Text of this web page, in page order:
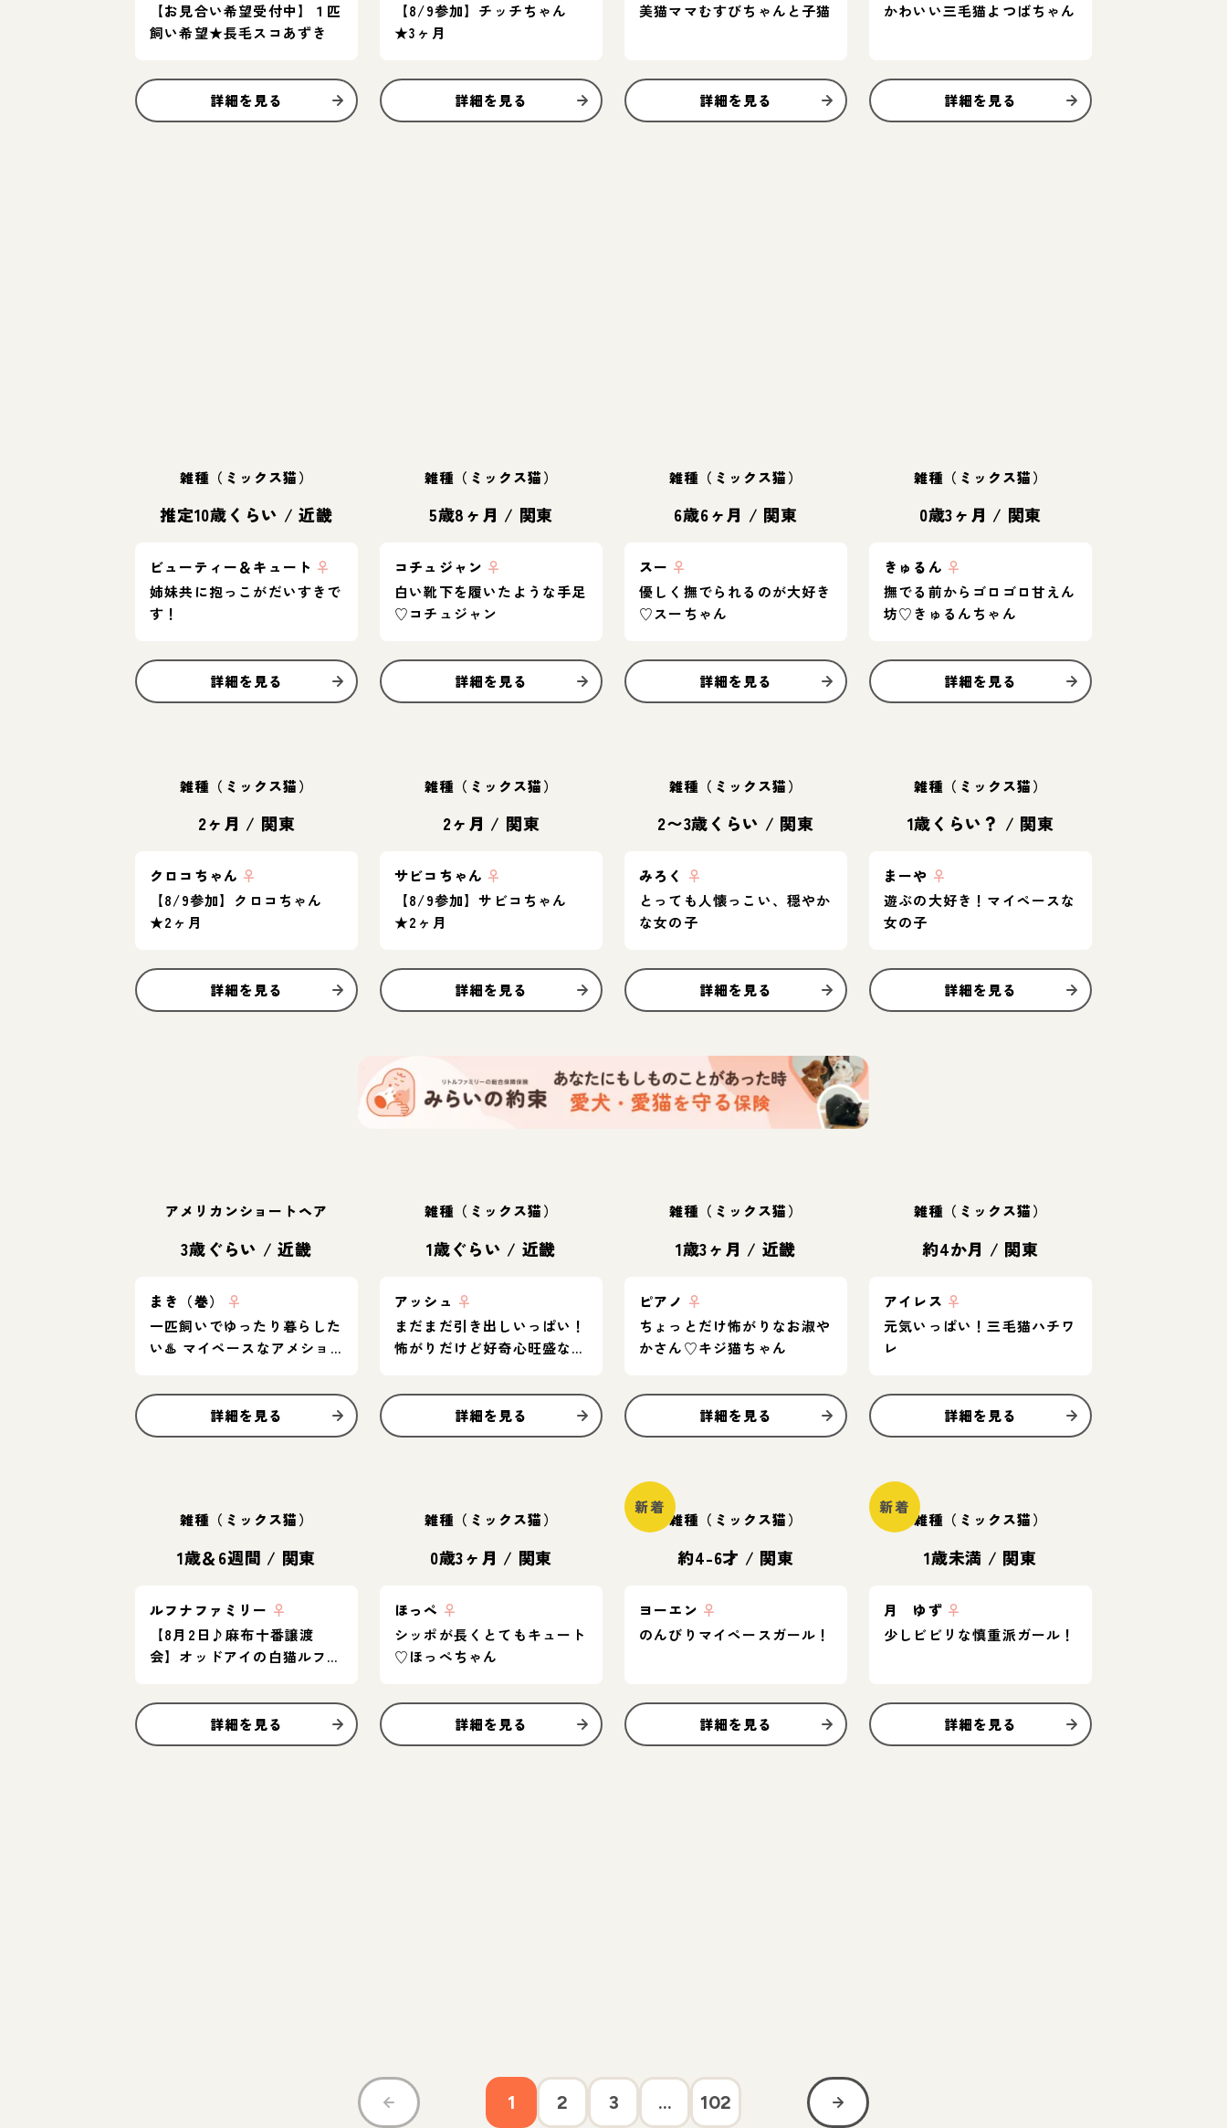
【お見合い希望受付中】１匹
飼い希望★長毛スコあずき
詳細を見る
【8/9参加】チッチちゃん
★3ヶ月
詳細を見る
美猫ママむすびちゃんと子猫
詳細を見る
かわいい三毛猫よつばちゃん
詳細を見る
雑種（ミックス猫）
推定10歳くらい /近畿
ビューティー＆キュート ♀
姉妹共に抱っこがだいすきで
す！
詳細を見る
雑種（ミックス猫）
5歳8ヶ月 / 関東
コチュジャン ♀
白い靴下を履いたような手足
♡コチュジャン
詳細を見る
雑種（ミックス猫）
6歳6ヶ月 / 関東
スー ♀
優しく撫でられるのが大好き
♡スーちゃん
詳細を見る
雑種（ミックス猫）
0歳3ヶ月 / 関東
きゅるん ♀
撫でる前からゴロゴロ甘えん
坊♡きゅるんちゃん
詳細を見る
雑種（ミックス猫）
2ヶ月 / 関東
クロコちゃん ♀
【8/9参加】クロコちゃん
★2ヶ月
詳細を見る
雑種（ミックス猫）
2ヶ月 / 関東
サビコちゃん ♀
【8/9参加】サビコちゃん
★2ヶ月
詳細を見る
雑種（ミックス猫）
2〜3歳くらい / 関東
みろく ♀
とっても人懐っこい、穏やか
な女の子
詳細を見る
雑種（ミックス猫）
1歳くらい？ / 関東
まーや ♀
遊ぶの大好き！マイペースな
女の子
詳細を見る
アメリカンショートヘア
3歳ぐらい /近畿
まき（巻）
♀
一匹飼いでゆったり暮らした
い♨️ マイペースなアメショ
詳細を見る
雑種（ミックス猫）
1歳ぐらい / 近畿
アッシュ ♀
まだまだ引き出しいっぱい！
怖がりだけど好奇心旺盛なグ
詳細を見る
雑種（ミックス猫）
1歳3ヶ月 / 近畿
ピアノ ♀
ちょっとだけ怖がりなお淑や
かさん♡キジ猫ちゃん
詳細を見る
雑種（ミックス猫）
約4か月 / 関東
アイレス ♀
元気いっぱい！三毛猫ハチワ
レ
詳細を見る
雑種（ミックス猫）
1歳＆6週間 / 関東
ルフナファミリー ♀
【8月2日♪麻布十番譲渡
会】オッドアイの白猫ルフナ
詳細を見る
雑種（ミックス猫）
0歳3ヶ月 / 関東
ほっぺ ♀
シッポが長くとてもキュート
♡ほっぺちゃん
詳細を見る
新着
雑種（ミックス猫）
約4-6才 / 関東
ヨーエン ♀
のんびりマイペースガール！
詳細を見る
新着
雑種（ミックス猫）
1歳未満 / 関東
月 ゆず ♀
少しビビリな慎重派ガール！
詳細を見る
1 2 3 ... 102